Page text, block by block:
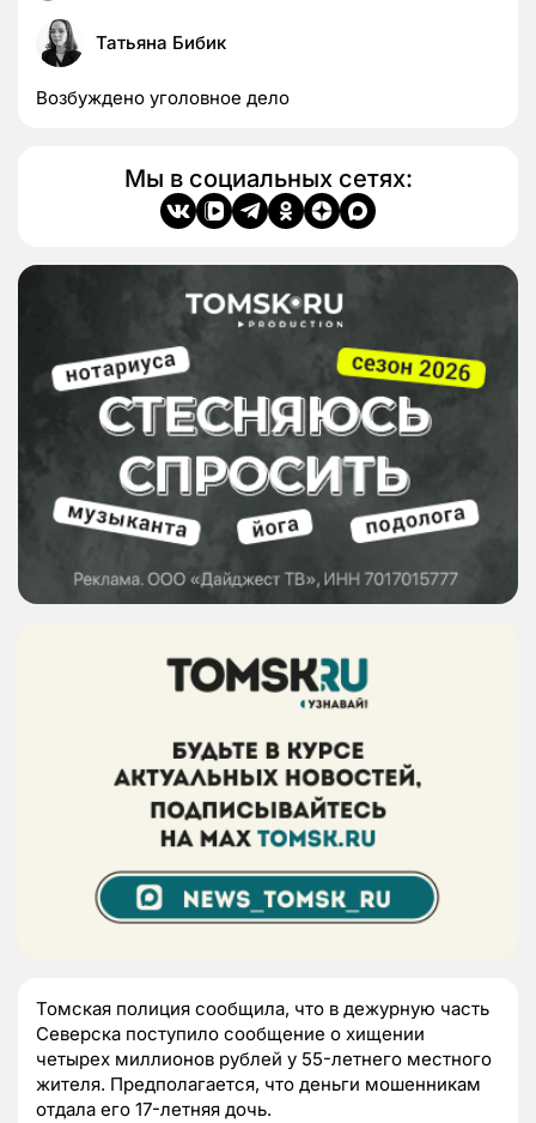
Татьяна Бибик
Возбуждено уголовное дело
Мы в социальных сетях:
Томская полиция сообщила, что в дежурную часть
Северска поступило сообщение о хищении
четырех миллионов рублей у 55-летнего местного
жителя. Предполагается, что деньги мошенникам
отдала его 17-летняя дочь.